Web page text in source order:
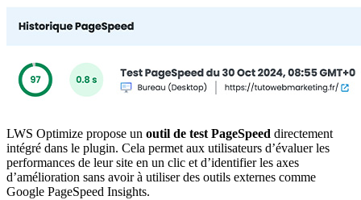
LWS Optimize propose un outil de test PageSpeed directement
intégré dans le plugin. Cela permet aux utilisateurs d’évaluer les
performances de leur site en un clic et d’identifier les axes
d’amélioration sans avoir à utiliser des outils externes comme
Google PageSpeed Insights.